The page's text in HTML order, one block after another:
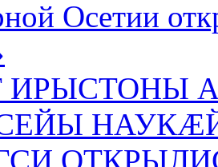
Осетии
ИРЫСТОНЫ